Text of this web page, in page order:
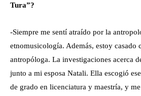
Tura”?
-Siempre me sentí atraído por la
etnomusicología. Además, estoy casado
antropóloga. La investigaciones acerca
junto a mi esposa Natali. Ella escogió
de grado en licenciatura y maestría, y